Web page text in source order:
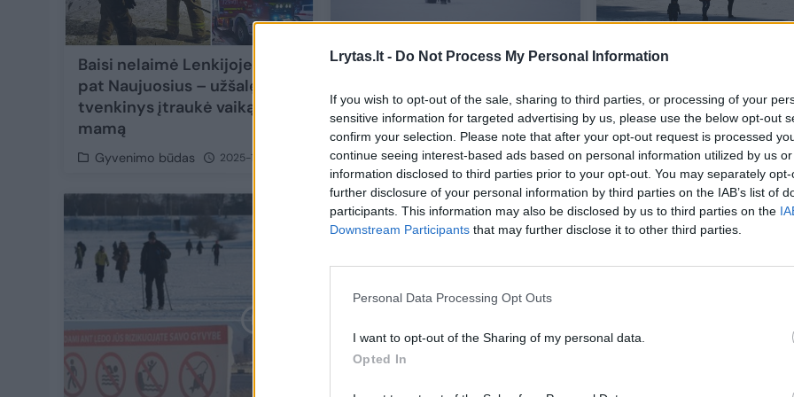
Lrytas.lt - Do Not Process My Personal Information
If you wish to opt-out of the sale, sharing to third parties, or processing of your
sensitive information for targeted advertising by us, please use the below opt-out
confirm your selection. Please note that after your opt-out request is processed
continue seeing interest-based ads based on personal information utilized by us
information disclosed to third parties prior to your opt-out. You may separately
further disclosure of your personal information by third parties on the IAB’s list of
participants. This information may also be disclosed by us to third parties on the
Downstream Participants that may further disclose it to other third parties.
Personal Data Processing Opt Outs
I want to opt-out of the Sharing of my personal data.
Opted In
Baisi nelaimė Lenkijoje prieš
pat Naujuosius – užšalęs
tvenkinys įtraukė vaiką ir jo
mamą
Gyvenimo būdas 2025-12-31
Ką būtina žinoti susiruošus
išvengti ne tik nelaimės, bet
ir baudos
Gamta 2022-12-04
Specialistai primena:
ledas ypač pavojingas
Gamta 2022-02-28